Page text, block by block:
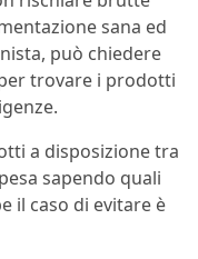
sana ed
può chiedere
trovare i prodotti
a disposizione tra
sapendo quali
il caso di evitare è